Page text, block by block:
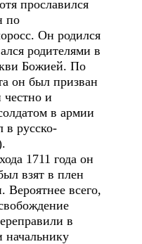
прославился
по
Он родился
родителями в
Божией. По
он был призван
и
в армии
в русско-
1711 года он
взят в плен
Вероятнее всего,
в
начальнику